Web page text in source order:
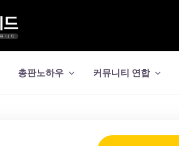
총판노하우 커뮤니티 연합